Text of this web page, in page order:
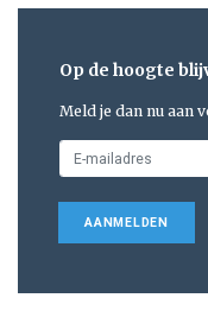
Op de hoogte
Meld je dan nu aan
AANMELDEN